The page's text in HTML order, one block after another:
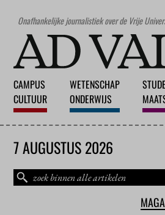
Onafhankelijke journalistiek over de Vrije
CAMPUS
CULTUUR
WETENSCHAP
ONDERWIJS
7 AUGUSTUS 2026